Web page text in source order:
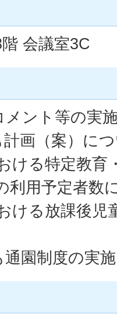
会議室3C
メント等の実
計画（案）に
ける特定教
利用予定者数
ける放課後
通園制度の実